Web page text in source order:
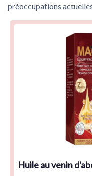
préoccupations
Huile au venin